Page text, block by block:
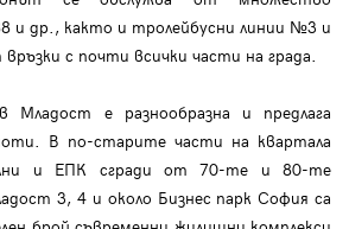
и др., както и тролейбусни линии №3 и
с почти всички части на града.
е разнообразна и предлага
В по-старите части на квартала
и ЕПК сгради от 70-те и 80-те
3, 4 и около Бизнес парк София са